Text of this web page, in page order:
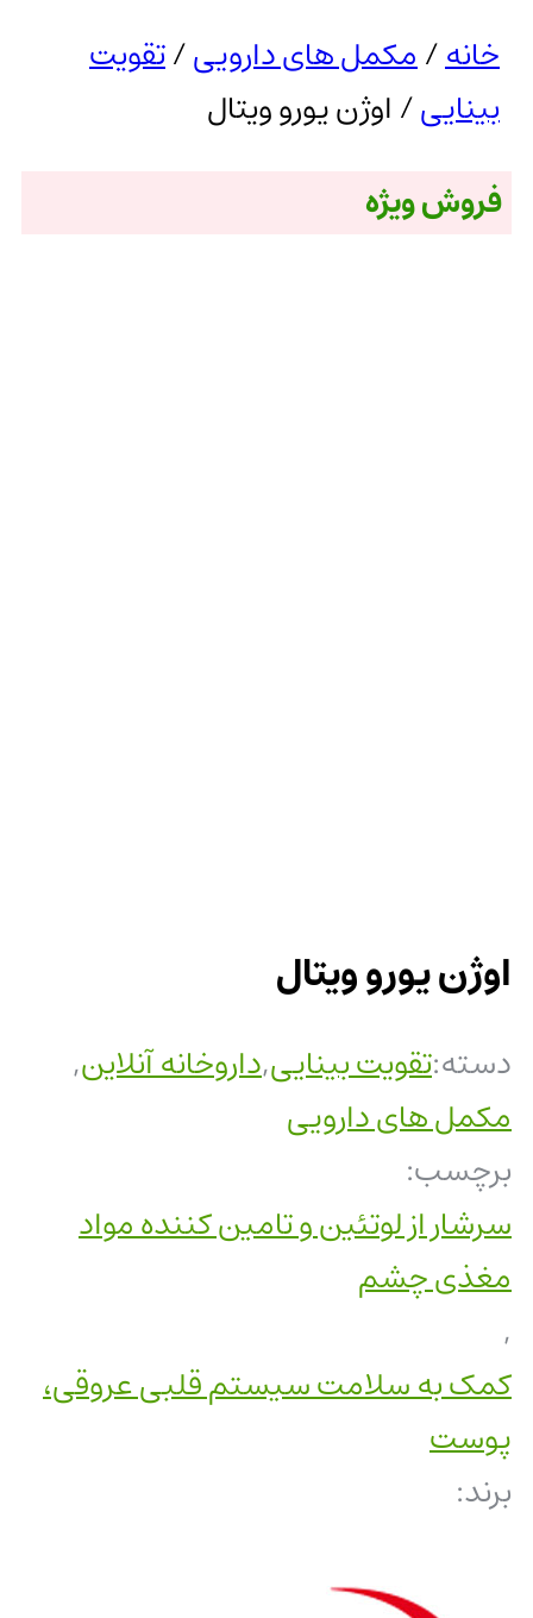
خانه/مکمل های دارویی/تقویت
بینایی/ اوژن یورو ویتال
فروش ویژه
اوژن یورو ویتال
دسته:تقویت بینایی,داروخانه آنلاین,
مکمل های دارویی
برچسب:
سرشار از لوتئین و تامین کننده مواد
مغذی چشم
,
کمک به سلامت سیستم قلبی عروقی،
پوست
برند: